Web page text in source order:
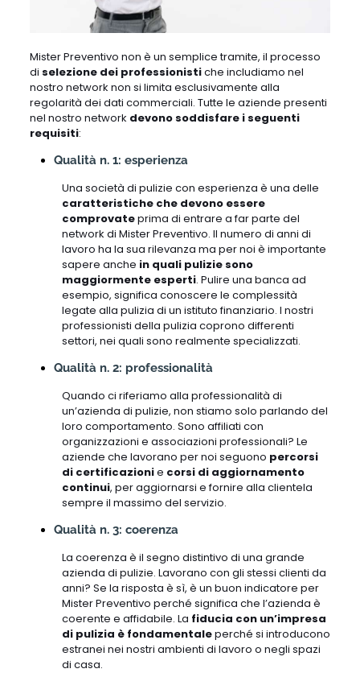
Mister Preventivo non è un semplice tramite, il processo
di selezione dei professionistiche includiamo nel
nostro network non si limita esclusivamente alla
regolarità dei dati commerciali. Tutte le aziende presenti
nel nostro network devono soddisfare i seguenti
requisiti:
Qualità n. 1: esperienza
Una società di pulizie con esperienza è una delle
caratteristiche che devono essere
comprovateprima di entrare a far parte del
network di Mister Preventivo. Il numero di anni di
lavoro ha la sua rilevanza ma per noi è importante
sapere anche in quali pulizie sono
maggiormente esperti. Pulire una banca ad
esempio, significa conoscere le complessità
legate alla pulizia di un istituto finanziario. I nostri
professionisti della pulizia coprono differenti
settori, nei quali sono realmente specializzati.
Qualità n. 2: professionalità
Quando ci riferiamo alla professionalità di
un’azienda di pulizie, non stiamo solo parlando del
loro comportamento. Sono affiliati con
organizzazioni e associazioni professionali? Le
aziende che lavorano per noi seguono percorsi
di certificazionie corsi di aggiornamento
continui, per aggiornarsi e fornire alla clientela
sempre il massimo del servizio.
Qualità n. 3: coerenza
La coerenza è il segno distintivo di una grande
azienda di pulizie. Lavorano con gli stessi clienti da
anni? Se la risposta è sì, è un buon indicatore per
Mister Preventivo perché significa che l’azienda è
coerente e affidabile. La fiducia con un’impresa
di pulizia è fondamentaleperché si introducono
estranei nei nostri ambienti di lavoro o negli spazi
di casa.